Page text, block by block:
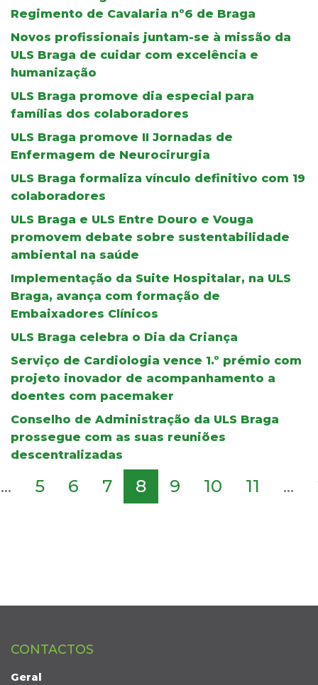
Regimento de Cavalaria nº6 de Braga
Novos profissionais juntam-se à missão da
ULS Braga de cuidar com excelência e
humanização
ULS Braga promove dia especial para
famílias dos colaboradores
ULS Braga promove II Jornadas de
Enfermagem de Neurocirurgia
ULS Braga formaliza vínculo definitivo com 19
colaboradores
ULS Braga e ULS Entre Douro e Vouga
promovem debate sobre sustentabilidade
ambiental na saúde
Implementação da Suite Hospitalar, na ULS
Braga, avança com formação de
Embaixadores Clínicos
ULS Braga celebra o Dia da Criança
Serviço de Cardiologia vence 1.º prémio com
projeto inovador de acompanhamento a
doentes com pacemaker
Conselho de Administração da ULS Braga
prossegue com as suas reuniões
descentralizadas
... 5 6 7 8 9 10 11 ...
CONTACTOS
Geral